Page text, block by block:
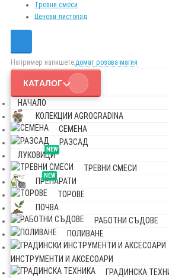
Тревни смеси
Ценови листопад
Например напишете,домат розова магия
КАТАЛОГ
НАЧАЛО
КОЛЕКЦИИ AGROGRADINA
СЕМЕНА
РАЗСАД
NEW
ЛУКОВИЦИ
ТРЕВНИ СМЕСИ
NEW
ПРЕПАРАТИ
ТОРОВЕ
ПОЧВА
РАБОТНИ СЪДОВЕ
ПОЛИВАНЕ
ИНСТРУМЕНТИ И АКСЕСОАРИ
ГРАДИНСКА